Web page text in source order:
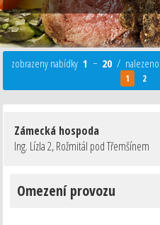
zobrazeny nabídky1 − 20 /
1 2
Zámecká hospoda
Ing. Lízla 2,Rožmitál pod Třemšínem
Omezení provozu